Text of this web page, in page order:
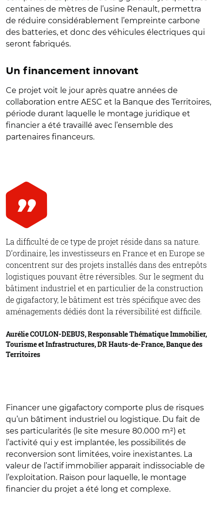
centaines de mètres de l’usine Renault, permettra
de réduire considérablement l’empreinte carbone
des batteries, et donc des véhicules électriques qui
seront fabriqués.
Un financement innovant
Ce projet voit le jour après quatre années de
collaboration entre AESC et la Banque des Territoires,
période durant laquelle le montage juridique et
financier a été travaillé avec l’ensemble des
partenaires financeurs.
La difficulté de ce type de projet réside dans sa nature.
D’ordinaire, les investisseurs en France et en Europe se
concentrent sur des projets installés dans des entrepôts
logistiques pouvant être réversibles. Sur le segment du
bâtiment industriel et en particulier de la construction
de gigafactory, le bâtiment est très spécifique avec des
aménagements dédiés dont la réversibilité est difficile.
Aurélie COULON-DEBUS, Responsable Thématique Immobilier,
Tourisme et Infrastructures, DR Hauts-de-France, Banque des
Territoires
Financer une gigafactory comporte plus de risques
qu’un bâtiment industriel ou logistique. Du fait de
ses particularités (le site mesure 80.000 m²) et
l’activité qui y est implantée, les possibilités de
reconversion sont limitées, voire inexistantes. La
valeur de l’actif immobilier apparait indissociable de
l’exploitation. Raison pour laquelle, le montage
financier du projet a été long et complexe.